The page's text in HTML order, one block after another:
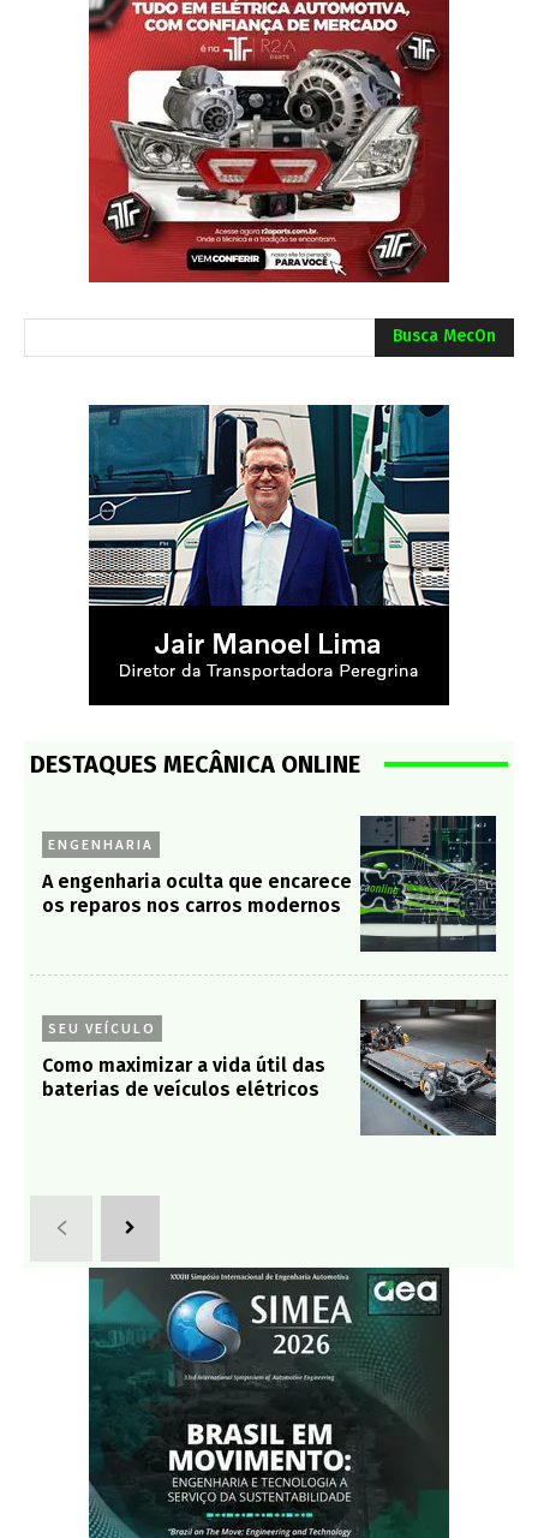
Busca MecOn
DESTAQUES MECÂNICA ONLINE
ENGENHARIA
A engenharia oculta que encarece
os reparos nos carros modernos
SEU VEÍCULO
Como maximizar a vida útil das
baterias de veículos elétricos